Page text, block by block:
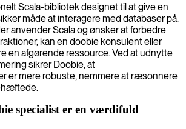
Scala-bibliotek designet til at give en
måde at interagere med databaser på.
anvender Scala og ønsker at forbedre
kan en doobie konsulent eller
en afgørende ressource. Ved at udnytte
sikrer Doobie, at
er mere robuste, nemmere at ræsonnere
specialist er en værdifuld